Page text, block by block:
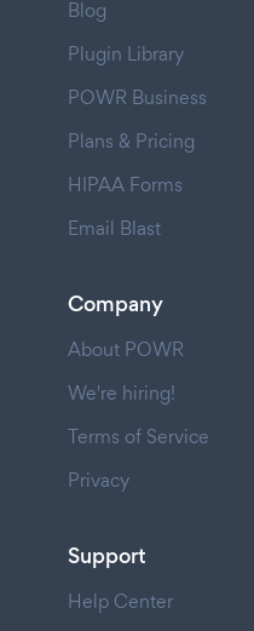
Blog
Plugin Library
POWR Business
Plans & Pricing
HIPAA Forms
Email Blast
Company
About POWR
We're hiring!
Terms of Service
Privacy
Support
Help Center